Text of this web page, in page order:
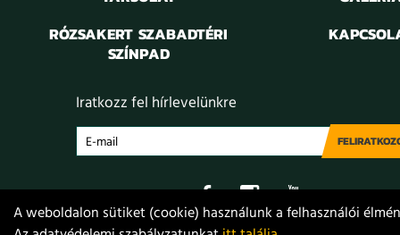
RÓZSAKERT SZABADTÉRI
SZÍNPAD
Iratkozz fel hírlevelünkre
A weboldalon sütiket (cookie) használunk a felhasználói